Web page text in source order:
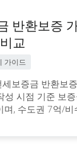
반환보증
교
가이드
세보증금 반환보
성 시점 기준 보
며, 수도권 7억/비